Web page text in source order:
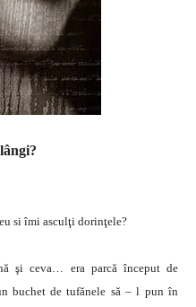
si îmi asculţi dorinţele?
şi ceva… era parcă început de
buchet de tufănele să – l pun în